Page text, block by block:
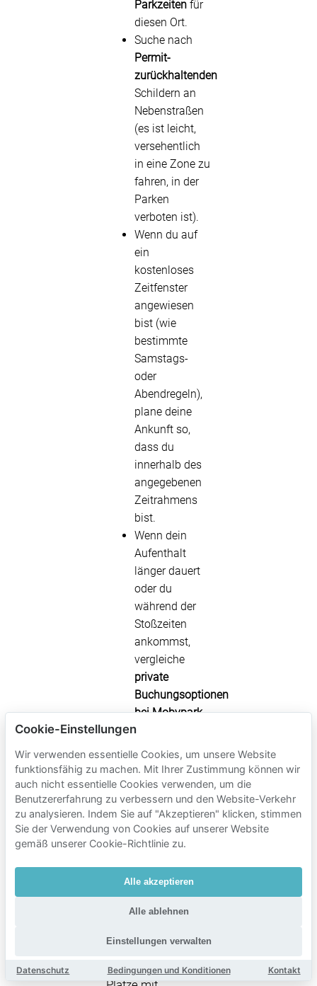
Parkzeiten für
diesen Ort.
Suche nach
Permit-
zurückhaltenden
Schildern an
Nebenstraßen
(es ist leicht,
versehentlich
in eine Zone zu
fahren, in der
Parken
verboten ist).
Wenn du auf
ein
kostenloses
Zeitfenster
angewiesen
bist (wie
bestimmte
Samstags-
oder
Abendregeln),
plane deine
Ankunft so,
dass du
innerhalb des
angegebenen
Zeitrahmens
bist.
Wenn dein
Aufenthalt
länger dauert
oder du
während der
Stoßzeiten
ankommst,
vergleiche
private
Buchungsoptionen
bei Mobypark
mit den
Straßenpreisen
für mehr
Sicherheit.
Nutze dann die
Mobypark-
Suchleiste auf
dieser Seite, um
dein
Ankunftsdatum/-
einzugeben und
verfügbare private
Cookie-Einstellungen
Wir verwenden essentielle Cookies, um unsere Website
funktionsfähig zu machen. Mit Ihrer Zustimmung können wir
auch nicht essentielle Cookies verwenden, um die
Benutzererfahrung zu verbessern und den Website-Verkehr
zu analysieren. Indem Sie auf "Akzeptieren" klicken, stimmen
Sie der Verwendung von Cookies auf unserer Website
gemäß unserer Cookie-Richtlinie zu.
Alle akzeptieren
Alle ablehnen
Einstellungen verwalten
Datenschutz Bedingungen und Konditionen Kontakt